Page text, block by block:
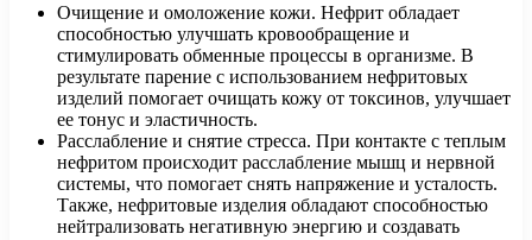
Очищение и омоложение кожи. Нефрит обладает
способностью улучшать кровообращение и
стимулировать обменные процессы в организме. В
результате парение с использованием нефритовых
изделий помогает очищать кожу от токсинов, улучшает
ее тонус и эластичность.
Расслабление и снятие стресса. При контакте с теплым
нефритом происходит расслабление мышц и нервной
системы, что помогает снять напряжение и усталость.
Также, нефритовые изделия обладают способностью
нейтрализовать негативную энергию и создавать